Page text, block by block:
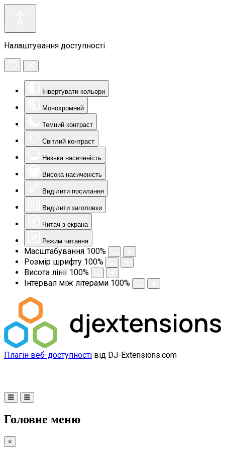
Налаштування доступності
Інвертувати кольори
Монохромний
Темний контраст
Світлий контраст
Низька насиченість
Висока насиченість
Виділити посилання
Виділити заголовки
Читач з екрана
Режим читання
Масштабування 100%
Розмір шрифту 100%
Висота лінії 100%
Інтервал між літерами 100%
Плагін веб-доступності від DJ-Extensions.com
Головне меню
×